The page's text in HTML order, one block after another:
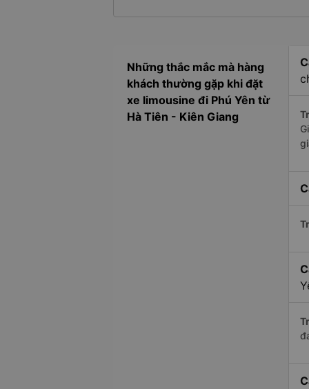
Những thắc mắc mà hàng
khách thường gặp khi đặt
xe limousine đi Phú Yên từ
Hà Tiên - Kiên Giang